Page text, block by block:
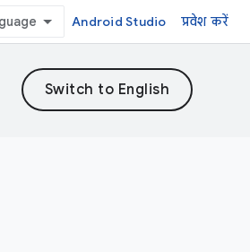
Android Studio प्रवेश करें